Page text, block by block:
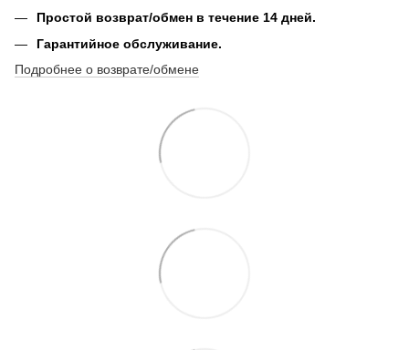
Простой возврат/обмен в течение 14 дней.
Гарантийное обслуживание.
Подробнее о возврате/обмене